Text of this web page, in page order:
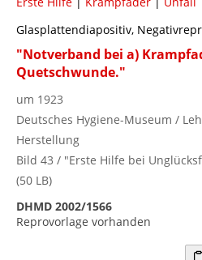
Glasplattendiapositiv,
"Notverband bei a)
Quetschwunde."
um 1923
Deutsches Hygiene-Museum /
Herstellung
Bild 43 / "Erste Hilfe bei
(50 LB)
DHMD 2002/1566
Reprovorlage vorhanden